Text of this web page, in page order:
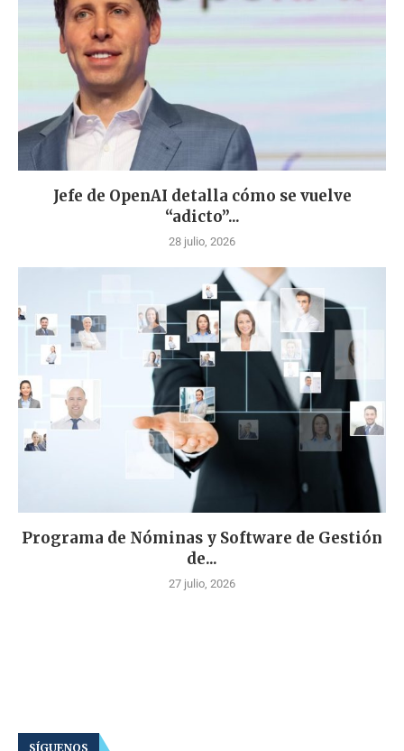
Jefe de OpenAI detalla cómo se vuelve
“adicto”...
28 julio, 2026
Programa de Nóminas y Software de Gestión
de...
27 julio, 2026
SÍGUENOS